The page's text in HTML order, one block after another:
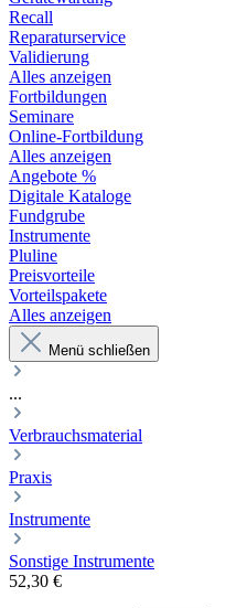
Recall
Reparaturservice
Validierung
Alles anzeigen
Fortbildungen
Seminare
Online-Fortbildung
Alles anzeigen
Angebote %
Digitale Kataloge
Fundgrube
Instrumente
Pluline
Preisvorteile
Vorteilspakete
Alles anzeigen
Menü schließen
...
Verbrauchsmaterial
Praxis
Instrumente
Sonstige Instrumente
52,30 €